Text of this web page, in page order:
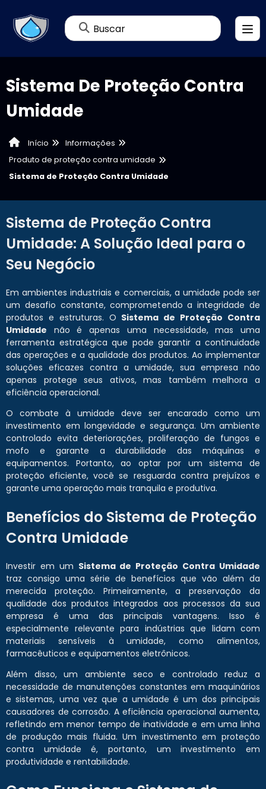
Buscar
Sistema De Proteção Contra
Umidade
Início
Informações
Produto de proteção contra umidade
Sistema de Proteção Contra Umidade
Sistema de Proteção Contra
Umidade: A Solução Ideal para o
Seu Negócio
Em ambientes industriais e comerciais, a umidade pode ser
um desafio constante, comprometendo a integridade de
produtos e estruturas. O Sistema de Proteção Contra
Umidade não é apenas uma necessidade, mas uma
ferramenta estratégica que pode garantir a continuidade
das operações e a qualidade dos produtos. Ao implementar
soluções eficazes contra a umidade, sua empresa não
apenas protege seus ativos, mas também melhora a
eficiência operacional.
O combate à umidade deve ser encarado como um
investimento em longevidade e segurança. Um ambiente
controlado evita deteriorações, proliferação de fungos e
mofo e garante a durabilidade das máquinas e
equipamentos. Portanto, ao optar por um sistema de
proteção eficiente, você se resguarda contra prejuízos e
garante uma operação mais tranquila e produtiva.
Benefícios do Sistema de Proteção
Contra Umidade
Investir em um Sistema de Proteção Contra Umidade
traz consigo uma série de benefícios que vão além da
merecida proteção. Primeiramente, a preservação da
qualidade dos produtos integrados aos processos da sua
empresa é uma das principais vantagens. Isso é
especialmente relevante para indústrias que lidam com
materiais sensíveis à umidade, como alimentos,
farmacêuticos e equipamentos eletrônicos.
Além disso, um ambiente seco e controlado reduz a
necessidade de manutenções constantes em maquinários
e sistemas, uma vez que a umidade é um dos principais
causadores de corrosão. A eficiência operacional aumenta,
refletindo em menor tempo de inatividade e em uma linha
de produção mais fluida. Um investimento em proteção
contra umidade é, portanto, um investimento em
produtividade e rentabilidade.